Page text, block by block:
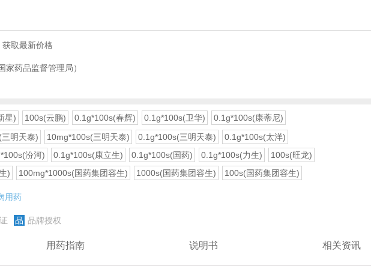
取最新价格
家药品监督管理局）
星) 100s(云鹏) 0.1g*100s(春辉) 0.1g*100s(卫华)
0.1g*100s(康蒂尼)
明天泰)
10mg*100s(三明天泰) 0.1g*100s(三明天泰)
0.1g*100s(太洋)
汾河)
0.1g*100s(康立生) 0.1g*100s(国药) 0.1g*100s(力生)
100s(旺龙)
)
100mg*1000s(国药集团容生) 1000s(国药集团容生) 100s(国药集团容生)
用药
品 品牌授权
用药指南 说明书 相关资讯